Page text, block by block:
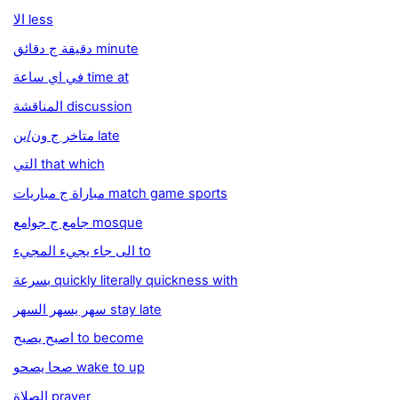
الا less
دقيقة ج دقائق minute
في اي ساعة time at
المناقشة discussion
متاخر ج ون/ين late
التي that which
مباراة ج مباريات match game sports
جامع ج جوامع mosque
الى جاء يجيء المجيء to
بسرعة quickly literally quickness with
سهر يسهر السهر stay late
اصبح يصبح to become
صحا يصحو wake to up
الصلاة prayer